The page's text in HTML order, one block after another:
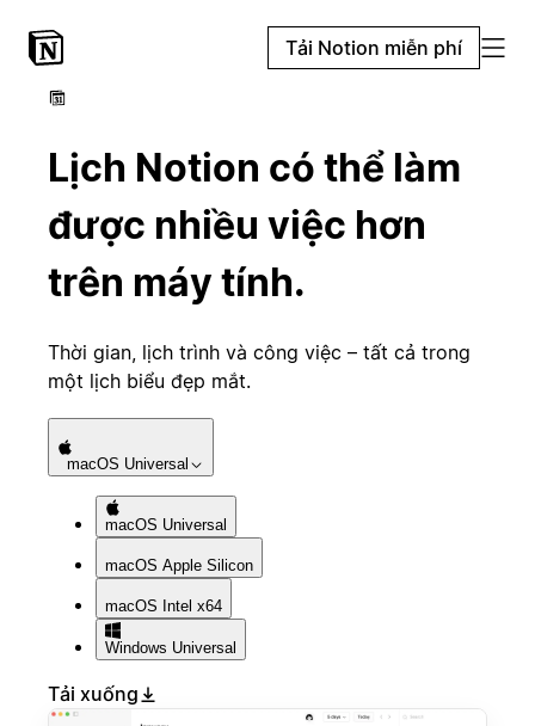
Tải Notion miễn phí
Lịch Notion có thể làm
được nhiều việc hơn
trên máy tính.
Thời gian, lịch trình và công việc – tất cả trong
một lịch biểu đẹp mắt.
macOS Universal
macOS Universal
macOS Apple Silicon
macOS Intel x64
Windows Universal
Tải xuống